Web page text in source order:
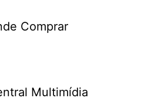
Comprar
Multimídia